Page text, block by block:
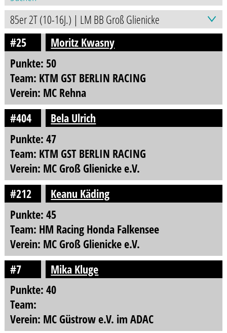
#25
Moritz Kwasny
Punkte: 50
Team: KTM GST BERLIN RACING
Verein: MC Rehna
#404
Bela Ulrich
Punkte: 47
Team: KTM GST BERLIN RACING
Verein: MC Groß Glienicke e.V.
#212
Keanu Käding
Punkte: 45
Team: HM Racing Honda Falkensee
Verein: MC Groß Glienicke e.V.
#7
Mika Kluge
Punkte: 40
Team:
Verein: MC Güstrow e.V. im ADAC